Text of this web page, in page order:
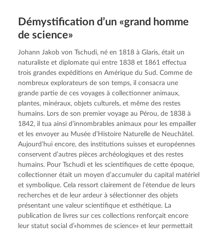
Démysti­fi­ca­tion d’un «grand homme
de science»
Johann Jakob von Tschudi, né en 1818 à Glaris, était un
naturaliste et diplomate qui entre 1838 et 1861 effectua
trois grandes expéditions en Amérique du Sud. Comme de
nombreux explorateurs de son temps, il consacra une
grande partie de ces voyages à collectionner animaux,
plantes, minéraux, objets culturels, et même des restes
humains. Lors de son premier voyage au Pérou, de 1838 à
1842, il tua ainsi d’innombrables animaux pour les empailler
et les envoyer au Musée d’Histoire Naturelle de Neuchâtel.
Aujourd’hui encore, des institutions suisses et européennes
conservent d’autres pièces archéologiques et des restes
humains. Pour Tschudi et les scientifiques de cette époque,
collectionner était un moyen d’accumuler du capital matériel
et symbolique. Cela ressort clairement de l’étendue de leurs
recherches et de leur ardeur à sélectionner des objets
présentant une valeur scientifique et esthétique. La
publication de livres sur ces collections renforçait encore
leur statut social d’«hommes de science» et leur permettait